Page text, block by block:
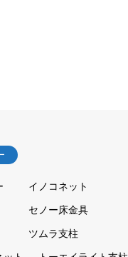
イノコネット
セノー床金具
ツムラ支柱